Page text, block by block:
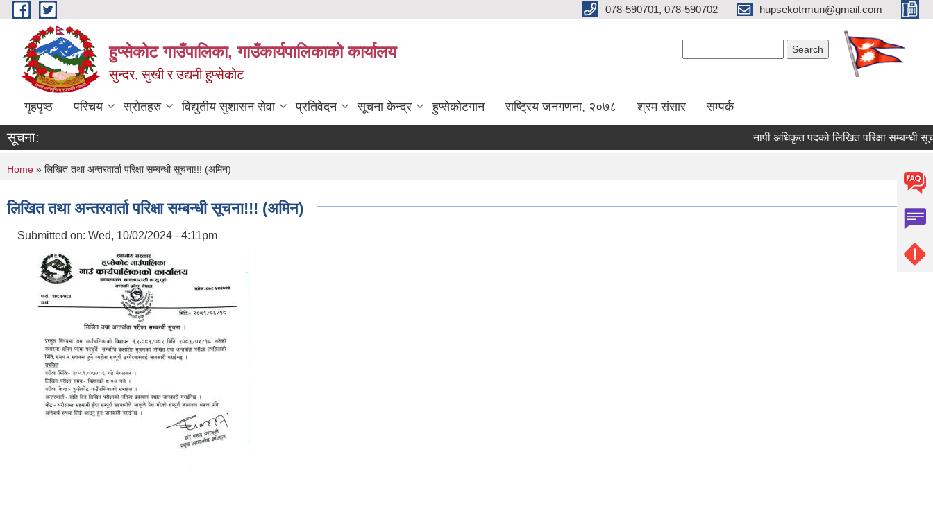
Skip to main content 078-590701, 078-590702 hupsekotrmun@gmail.com
हुप्सेकोट गाउँपालिका, गाउँकार्यपालिकाको कार्यालय
सुन्दर, सुखी र उद्यमी हुप्सेकोट
गृहपृष्ठ परिचय स्रोतहरु विद्युतीय सुशासन सेवा प्रतिवेदन सूचना केन्द्र हुप्सेकोटगान राष्ट्रिय जनगणना, २०७८ श्रम संसार सम्पर्क
सूचना: नापी अधिकृत पदको लिखित परिक्षा सम्बन्धी सूचना!!!
You are here
Home » लिखित तथा अन्तरवार्ता परिक्षा सम्बन्धी सूचना!!! (अमिन)
लिखित तथा अन्तरवार्ता परिक्षा सम्बन्धी सूचना!!! (अमिन)
Submitted on: Wed, 10/02/2024 - 4:11pm